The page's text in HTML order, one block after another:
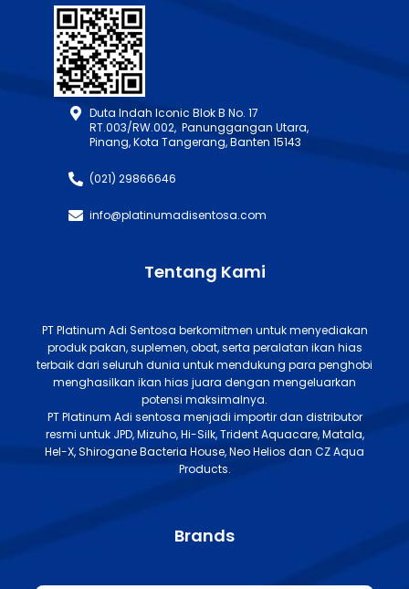
Duta Indah Iconic Blok B No. 17
RT.003/RW.002, Panunggangan Utara,
Pinang, Kota Tangerang, Banten 15143
(021) 29866646
info@platinumadisentosa.com
Tentang Kami
PT Platinum Adi Sentosa berkomitmen untuk menyediakan
produk pakan, suplemen, obat, serta peralatan ikan hias
terbaik dari seluruh dunia untuk mendukung para penghobi
menghasilkan ikan hias juara dengan mengeluarkan
potensi maksimalnya.
PT Platinum Adi sentosa menjadi importir dan distributor
resmi untuk JPD, Mizuho, Hi-Silk, Trident Aquacare, Matala,
Hel-X, Shirogane Bacteria House, Neo Helios dan CZ Aqua
Products.
Brands